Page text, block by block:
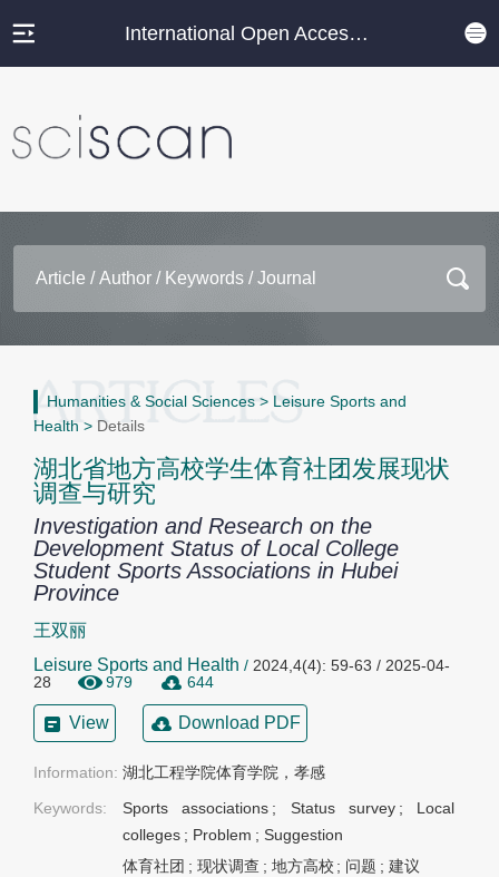
International Open Access Journal Platform
Humanities & Social Sciences > Leisure Sports and
Health > Details
湖北省地方高校学生体育社团发展现状
调查与研究
Investigation and Research on the
Development Status of Local College
Student Sports Associations in Hubei
Province
王双丽
Leisure Sports and Health / 2024,4(4): 59-63 / 2025-04-
28
979 644
View Download PDF
Information: 湖北工程学院体育学院，孝感
Keywords:
Sports associations ; Status survey ; Local
colleges ; Problem ; Suggestion
体育社团 ; 现状调查 ; 地方高校 ; 问题 ;建议